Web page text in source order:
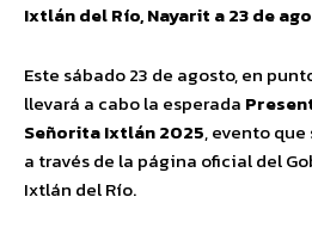
Ixtlán del Río, Nayarit a 23 de
Este sábado 23 de agosto, en
llevará a cabo la esperada
Señorita Ixtlán 2025, evento
a través de la página oficial del
Ixtlán del Río.